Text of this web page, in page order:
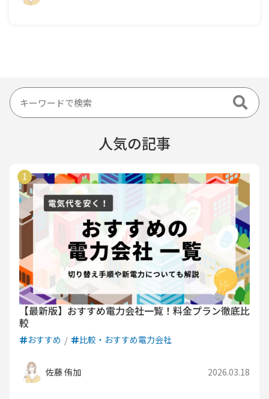
人気の記事
【最新版】おすすめ電力会社一覧！料金プラン徹底比
較
おすすめ 比較・おすすめ電力会社
佐藤 侑加 2026.03.18